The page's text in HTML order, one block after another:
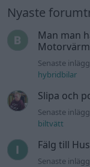
Nyaste
Man man
Senaste
hybridbilar
Slipa och
Senaste
biltvätt
Fälg till
Senaste